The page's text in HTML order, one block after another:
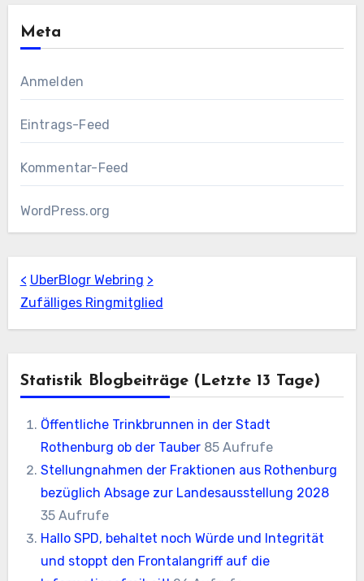
Meta
Anmelden
Eintrags-Feed
Kommentar-Feed
WordPress.org
< UberBlogr Webring >
Zufälliges Ringmitglied
Statistik Blogbeiträge (letzte 13 Tage)
Öffentliche Trinkbrunnen in der Stadt
Rothenburg ob der Tauber 85 Aufrufe
Stellungnahmen der Fraktionen aus Rothenburg
bezüglich Absage zur Landesausstellung 2028
35 Aufrufe
Hallo SPD, behaltet noch Würde und Integrität
und stoppt den Frontalangriff auf die